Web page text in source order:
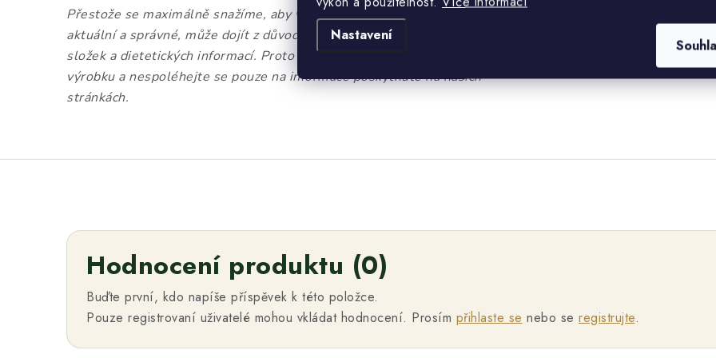
Nastavení
Přestože se maximálně snažíme, aby všechny informace o výrobcích byly
aktuální a správné, může dojít z důvodu aktualizace předpisů ke změně
složek a dietetických informací. Proto si prosím vždy přečtěte etiketu na
výrobku a nespoléhejte se pouze na informace poskytnuté na našich
stránkách.
Hodnocení produktu (0)
Buďte první, kdo napíše příspěvek k této položce.
Pouze registrovaní uživatelé mohou vkládat hodnocení. Prosím přihlaste se nebo se registrujte.